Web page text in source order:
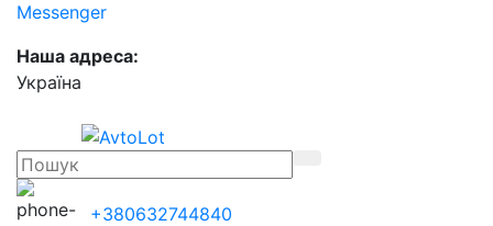
Messenger
Наша адреса:
Українa
+380632744840